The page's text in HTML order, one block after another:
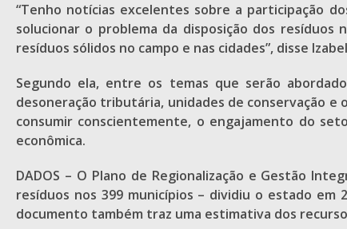
“Tenho notícias excelentes sobre a participação
solucionar o problema da disposição dos resíduos
resíduos sólidos no campo e nas cidades”, disse
Segundo ela, entre os temas que serão
desoneração tributária, unidades de conservação e
consumir conscientemente, o engajamento do
econômica.
DADOS – O Plano de Regionalização e Gestão
resíduos nos 399 municípios – dividiu o estado
documento também traz uma estimativa dos